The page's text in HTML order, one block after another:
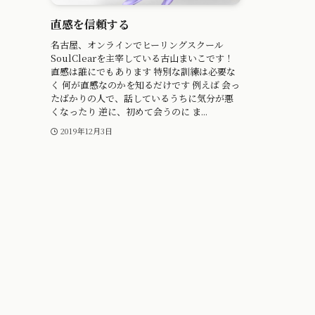
直感を信頼する
名古屋、オンラインでヒーリングスクール
SoulClearを主宰している古山まいこです！
直感は誰にでもあります 特別な訓練は必要な
く 何が直感なのかを知るだけです 例えば 会っ
たばかりの人で、話しているうちに気分が悪
くなったり 逆に、初めて会うのに ま...
2019年12月3日